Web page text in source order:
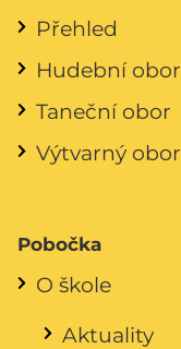
Přehled
Hudební obor
Taneční obor
Výtvarný obor
Pobočka
O škole
Aktuality